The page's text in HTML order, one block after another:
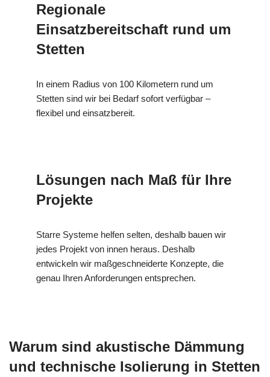
Regionale
Einsatzbereitschaft rund um
Stetten
In einem Radius von 100 Kilometern rund um
Stetten sind wir bei Bedarf sofort verfügbar –
flexibel und einsatzbereit.
Lösungen nach Maß für Ihre
Projekte
Starre Systeme helfen selten, deshalb bauen wir
jedes Projekt von innen heraus. Deshalb
entwickeln wir maßgeschneiderte Konzepte, die
genau Ihren Anforderungen entsprechen.
Warum sind akustische Dämmung
und technische Isolierung in Stetten